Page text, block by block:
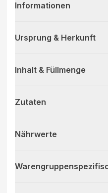
Informationen
Ursprung & Herkunft
Inhalt & Füllmenge
Zutaten
Nährwerte